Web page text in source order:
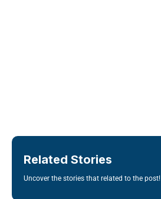
Related Stories
Uncover the stories that related to the post!